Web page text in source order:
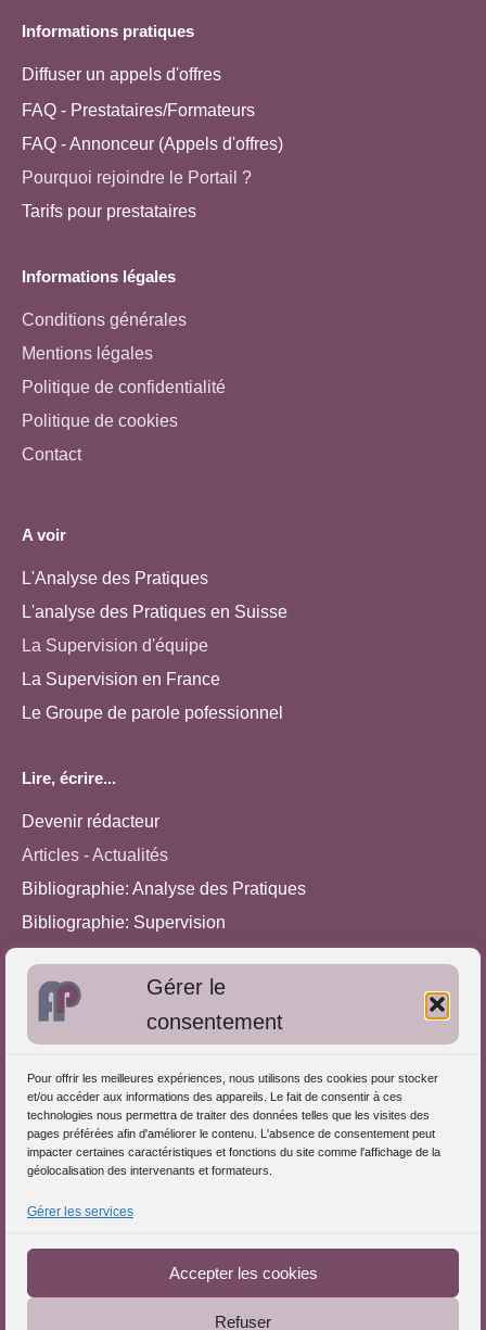
Gérer le
consentement
Pour offrir les meilleures expériences, nous utilisons des cookies pour stocker
et/ou accéder aux informations des appareils. Le fait de consentir à ces
technologies nous permettra de traiter des données telles que les visites des
pages préférées afin d'améliorer le contenu. L'absence de consentement peut
impacter certaines caractéristiques et fonctions du site comme l'affichage de la
géolocalisation des intervenants et formateurs.
Gérer les services
Accepter les cookies
Refuser
Informations pratiques
Diffuser un appels d'offres
FAQ - Prestataires/Formateurs
FAQ - Annonceur (Appels d'offres)
Pourquoi rejoindre le Portail ?
Tarifs pour prestataires
Informations légales
Conditions générales
Mentions légales
Politique de confidentialité
Politique de cookies
Contact
A voir
L'Analyse des Pratiques
L'analyse des Pratiques en Suisse
La Supervision d'équipe
La Supervision en France
Le Groupe de parole pofessionnel
Lire, écrire...
Devenir rédacteur
Articles - Actualités
Bibliographie: Analyse des Pratiques
Bibliographie: Supervision
Approches de l'Analyse des pratiques
S'inscrire dans l'Annuaire
Publiez vos formations
Charte déontologique
Téléchargez le Guide